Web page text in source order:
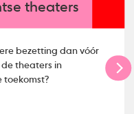
theaters
bezetting dan vóór
theaters in
toekomst?